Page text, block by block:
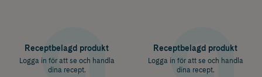
Receptbelagd produkt
Logga in för att se och handla
dina recept.
Receptbelagd produkt
Logga in för att se och handla
dina recept.